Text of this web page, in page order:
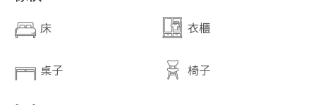
床 衣櫃
桌子 椅子